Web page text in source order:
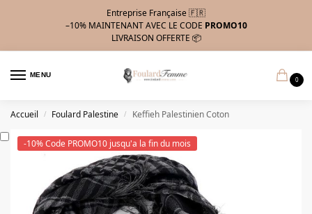
Entreprise Française 🇫🇷
–10% MAINTENANT AVEC LE CODE PROMO10
LIVRAISON OFFERTE 📦
MENU
0
Accueil / Foulard Palestine / Keffieh Palestinien Coton
-10% Code PROMO10 jusqu'a la fin du mois